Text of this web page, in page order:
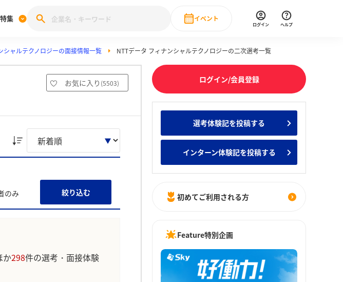
キャンペーン
ンド調査
みんなの新卒就職人気企業ランキング みんなのインターン人気企業ランキ
集
28卒 IT・DX現場社員インタビュー
イベント
Event
直近のイベント一覧
ログイン ヘルプ
シャルテクノロジーの面接情報一覧 NTTデータ フィナンシャルテクノロジーの二次選考一覧
お気に入り (5503)
のみ 絞り込む
か298件の選考・面接体験
ログイン/会員登録
選考体験記を投稿する
インターン体験記を投稿する
初めてご利用される方
Feature特別企画